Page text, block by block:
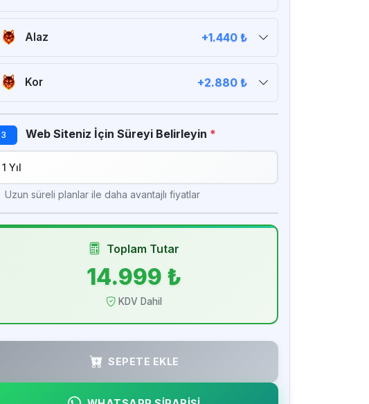
20 GB SSD
Sınırsız Trafik
2 Core İşlemci
Alaz +1.440 ₺
50 GB SSD
Sınırsız Trafik
4 Core İşlemci
Kor +2.880 ₺
Sınırsız SSD
Sınırsız Trafik
SSL Sertifikası
Günlük Yedekleme
3 Web Siteniz İçin Süreyi Belirleyin *
Uzun süreli planlar ile daha avantajlı fiyatlar
Toplam Tutar
14.999 ₺
KDV Dahil
SEPETE EKLE